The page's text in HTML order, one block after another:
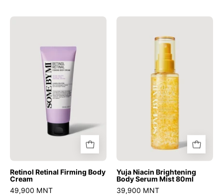
Firming
Body
Cream
Retinol Retinal Firming Body
Cream
49,900 MNT
Niacin
Brightening
Body
Serum
Mist
80ml
Yuja Niacin Brightening
Body Serum Mist 80ml
39,900 MNT